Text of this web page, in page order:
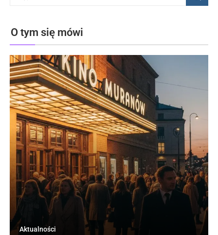
O tym się mówi
Aktualności